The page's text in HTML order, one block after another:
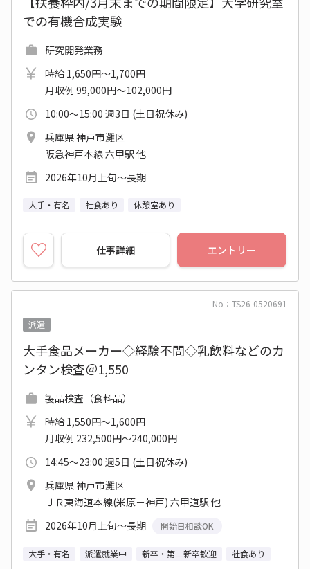
での有機合成実験
研究開発業務
時給 1,650円～1,700円
月収例 99,000円～102,000円
10:00～15:00 週3日 (土日祝休み)
兵庫県 神戸市灘区
阪急神戸本線 六甲駅 他
2026年10月上旬～長期
大手・有名 社食あり 休憩室あり
仕事詳細 エントリー
No：TS26-0520691
派遣
大手食品メーカー◇経験不問◇乳飲料などのカ
ンタン検査＠1,550
製品検査（食料品）
時給 1,550円～1,600円
月収例 232,500円～240,000円
14:45～23:00 週5日 (土日祝休み)
兵庫県 神戸市灘区
ＪＲ東海道本線(米原－神戸) 六甲道駅 他
2026年10月上旬～長期
開始日相談OK
大手・有名 派遣就業中 新卒・第二新卒歓迎 社食あり